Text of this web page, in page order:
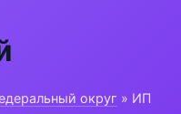
округ » ИП